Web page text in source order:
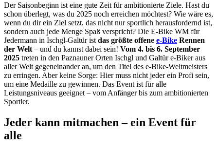
Der Saisonbeginn ist eine gute Zeit für ambitionierte Ziele. Hast du
schon überlegt, was du 2025 noch erreichen möchtest? Wie wäre es,
wenn du dir ein Ziel setzt, das nicht nur sportlich herausfordernd ist,
sondern auch jede Menge Spaß verspricht? Die E-Bike WM für
Jedermann in Ischgl-Galtür ist das größte offene e-Bike Rennen
der Welt – und du kannst dabei sein! Vom 4. bis 6. September
2025 treten in den Paznauner Orten Ischgl und Galtür e-Biker aus
aller Welt gegeneinander an, um den Titel des e-Bike-Weltmeisters
zu erringen. Aber keine Sorge: Hier muss nicht jeder ein Profi sein,
um eine Medaille zu gewinnen. Das Event ist für alle
Leistungsniveaus geeignet – vom Anfänger bis zum ambitionierten
Sportler.
Jeder kann mitmachen – ein Event für
alle